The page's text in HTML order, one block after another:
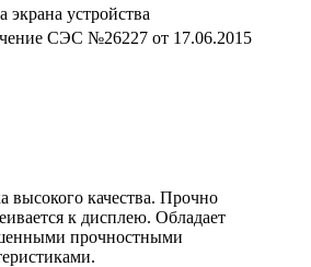
экрана устройства
СЭС №26227 от 17.06.2015
высокого качества. Прочно
к дисплею. Обладает
прочностными